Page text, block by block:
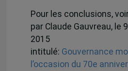
Pour les conclusions,
par Claude Gauvreau, le
2015
intitulé: Gouvernance
l’occasion du 70e